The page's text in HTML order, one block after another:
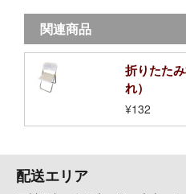
関連商品
折りたた
れ）
¥132
配送エリア